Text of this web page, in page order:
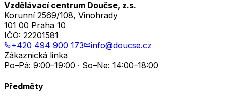
Vzdělávací centrum Doučse, z.s.
Korunní 2569/108, Vinohrady
101 00 Praha 10
IČO: 22201581
+420 494 900 173
info@doucse.cz
Zákaznická linka
Po–Pá: 9:00–19:00 · So–Ne: 14:00–18:00
Předměty